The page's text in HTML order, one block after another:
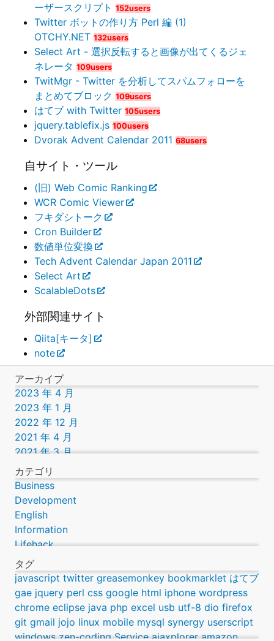
ーザースクリプト 152users
Twitter ボットの作り方 Perl 編 (1)
OTCHY.NET 132users
Select Art - 選択反転すると画像が出てくるジェ
ネレータ 109users
TwitMgr - Twitter を分析してスパムフォローを
まとめてブロック 109users
はてブ with Twitter 105users
jquery.tablefix.js 100users
Dvorak Advent Calendar 2011 68users
自サイト・ツール
(旧) Web Comic Ranking
WCR Comic Viewer
フキダシトーク
Cron Builder
数値単位変換
Tech Advent Calendar Japan 2011
Select Art
ScalableDots
外部関連サイト
Qiita[キータ]
note
アーカイブ
2023 年 4 月
2023 年 1 月
2022 年 12 月
2021 年 4 月
2021 年 3 月
2019 年 9 月
2016 年 12 月
2016 年 11 月
2016 年 9 月
2016 年 8 月
2016 年 7 月
2014 年 12 月
2014 年 10 月
2013 年 12 月
2013 年 7 月
2013 年 6 月
カテゴリ
Business
Development
English
Information
Lifehack
Lifestyle
Science
Technology
Webcomic
タグ
javascript twitter greasemonkey bookmarklet はてブ
gae jquery perl css google html iphone wordpress
chrome eclipse java php excel usb utf-8 dio firefox
git gmail jojo linux mobile mysql synergy userscript
windows zen-coding Service ajaxplorer amazon